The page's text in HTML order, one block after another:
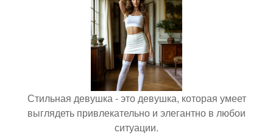
Стильная девушка - это девушка, которая умеет
выглядеть привлекательно и элегантно в любои
ситуации.